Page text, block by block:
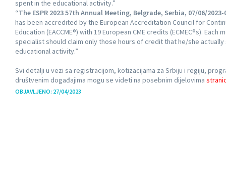
spent in the educational activity.”
“The ESPR 2023 57th Annual Meeting, Belgrade, Serbia, 07/06/2023-
has been accredited by the European Accreditation Council for
Education (EACCME®) with 19 European CME credits (ECMEC®s). Each
specialist should claim only those hours of credit that he/she
educational activity.”
Svi detalji u vezi sa registracijom, kotizacijama za Srbiju i regiju,
društvenim događajima mogu se videti na posebnim dijelovima
OBJAVLJENO: 27/04/2023